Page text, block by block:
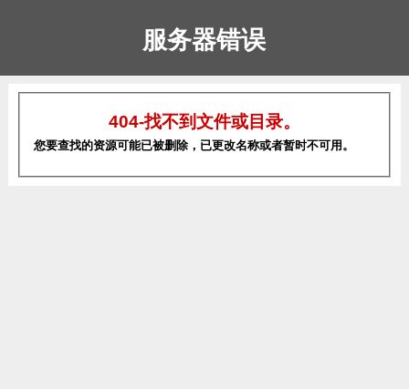
服务器错误
404-找不到文件或目录。
您要查找的资源可能已被删除，已更改名称或者暂时不可用。